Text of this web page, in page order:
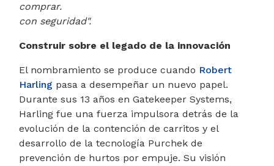
comprar.
con seguridad".
Construir sobre el legado de la innovación
El nombramiento se produce cuando Robert
Harling pasa a desempeñar un nuevo papel.
Durante sus 13 años en Gatekeeper Systems,
Harling fue una fuerza impulsora detrás de la
evolución de la contención de carritos y el
desarrollo de la tecnología Purchek de
prevención de hurtos por empuje. Su visión